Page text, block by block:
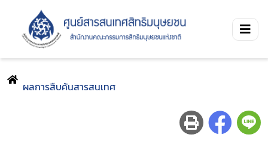
ผลการสืบค้นสารสนเทศ